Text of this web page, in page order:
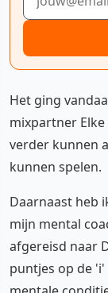
Het ging
mixpartner
verder kunnen
kunnen spelen.
Daarnaast heb
mijn mental
afgereisd naar
puntjes op de 'i'